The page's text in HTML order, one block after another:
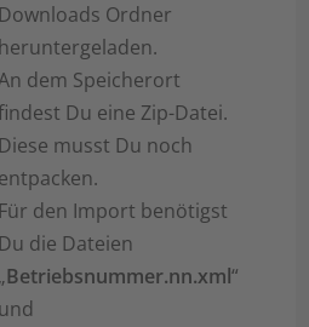
Downloads Ordner
heruntergeladen.
dem Speicherort
Du eine Zip-Datei.
Diese musst Du noch
entpacken.
Für den Import benötigst
Du die Dateien
„Betriebsnummer.nn.xml“
und